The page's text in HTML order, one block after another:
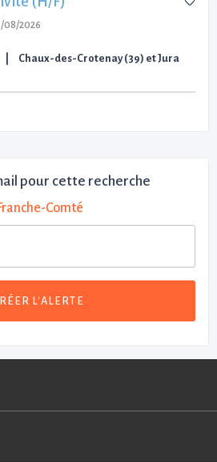
08/2026
Chaux-des-Crotenay (39) et Jura
pour cette recherche
Comté
L'ALERTE